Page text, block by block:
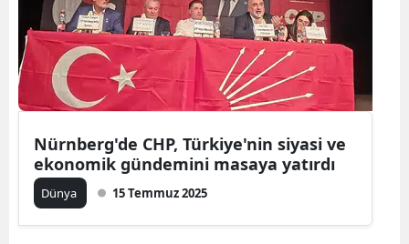
Nürnberg'de CHP, Türkiye'nin siyasi ve
ekonomik gündemini masaya yatırdı
Dünya 15 Temmuz 2025